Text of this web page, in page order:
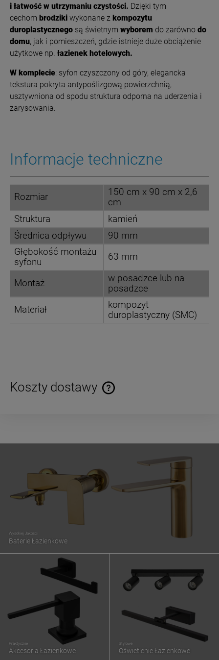
i łatwość w utrzymaniu czystości. Dzięki tym
cechom brodziki wykonane z kompozytu
duroplastycznego są świetnym wyborem do zarówno do
domu, jak i pomieszczeń, gdzie istnieje duże obciążenie
użytkowe np. łazienek hotelowych.
W komplecie: syfon czyszczony od góry, elegancka
tekstura pokryta antypoślizgową powierzchnią,
usztywniona od spodu struktura odporna na uderzenia i
zarysowania.
Informacje techniczne
Rozmiar
150 cm x 90 cm x 2,6
cm
Struktura
kamień
Średnica odpływu
90 mm
Głębokość montażu
syfonu
63 mm
Montaż
w posadzce lub na
posadzce
Materiał
kompozyt
duroplastyczny (SMC)
Koszty dostawy
Cena nie zawiera ewentualnych kosztów płatności
Wysokiej Jakości
Baterie Łazienkowe
Praktyczne
Akcesoria Łazienkowe
Stylowe
Oświetlenie Łazienkowe